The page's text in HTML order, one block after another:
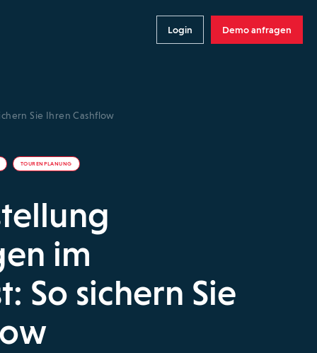
Login Demo anfragen
Sie Ihren Cashflow
TOURENPLANUNG
im
So sichern Sie